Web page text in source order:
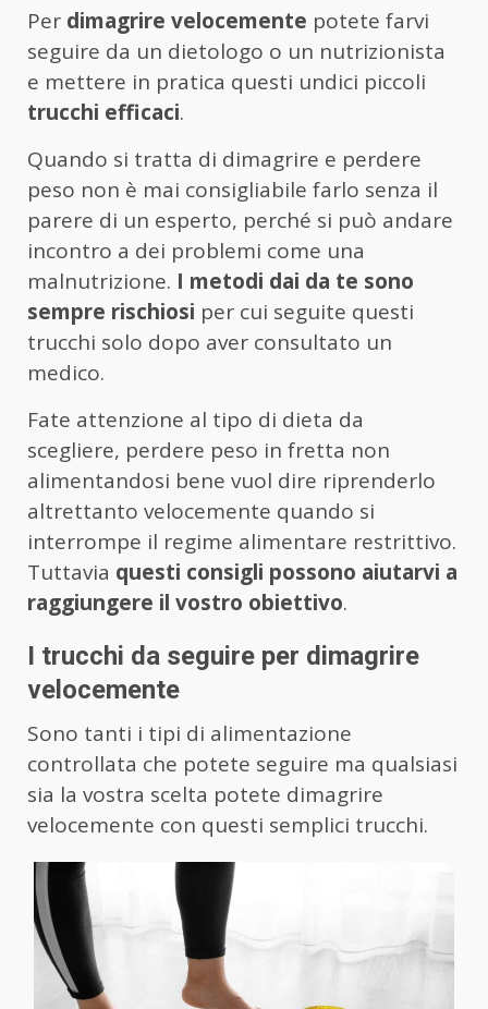
Per dimagrire velocemente potete farvi
seguire da un dietologo o un nutrizionista
e mettere in pratica questi undici piccoli
trucchi efficaci.
Quando si tratta di dimagrire e perdere
peso non è mai consigliabile farlo senza il
parere di un esperto, perché si può andare
incontro a dei problemi come una
malnutrizione. I metodi dai da te sono
sempre rischiosi per cui seguite questi
trucchi solo dopo aver consultato un
medico.
Fate attenzione al tipo di dieta da
scegliere, perdere peso in fretta non
alimentandosi bene vuol dire riprenderlo
altrettanto velocemente quando si
interrompe il regime alimentare restrittivo.
Tuttavia questi consigli possono aiutarvi a
raggiungere il vostro obiettivo.
I trucchi da seguire per dimagrire
velocemente
Sono tanti i tipi di alimentazione
controllata che potete seguire ma qualsiasi
sia la vostra scelta potete dimagrire
velocemente con questi semplici trucchi.